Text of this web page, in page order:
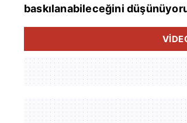
baskılanabileceğini